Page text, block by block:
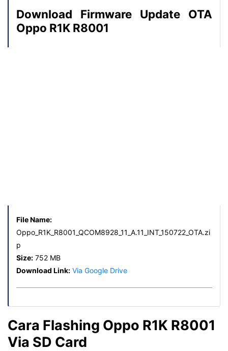
Download Firmware Update OTA
Oppo R1K R8001
File Name:
Oppo_R1K_R8001_QCOM8928_11_A.11_INT_150722_OTA.zi
p
Size: 752 MB
Download Link: Via Google Drive
Cara Flashing Oppo R1K R8001
Via SD Card